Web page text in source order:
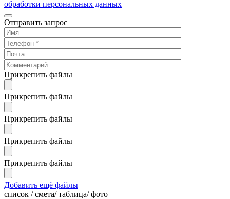
обработки персональных данных
Отправить запрос
Прикрепить файлы
Прикрепить файлы
Прикрепить файлы
Прикрепить файлы
Прикрепить файлы
Добавить ещё файлы
cписок / смета/ таблица/ фото